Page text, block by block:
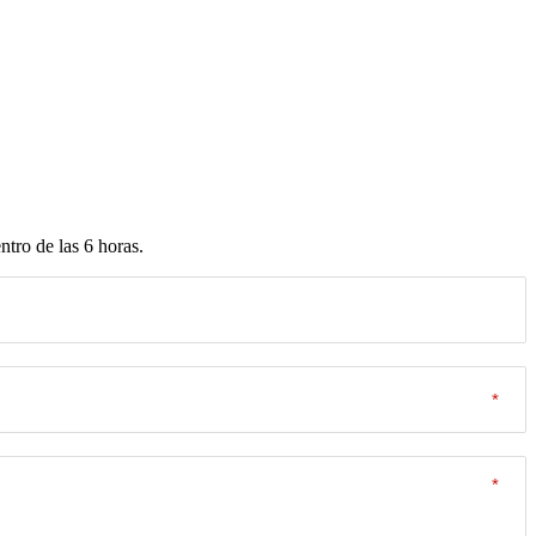
de las 6 horas.